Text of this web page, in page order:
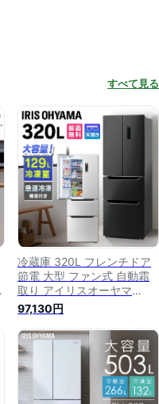
すべて見る
冷蔵庫 320L フレンチドア
節電 大型 ファン式 自動霜
取り アイリスオーヤマ
IRSN-32A 冷凍冷蔵庫 冷蔵
庫 冷凍庫 大容量 ブラック
シルバー【日付指定可能】
【設置無料】 【HS】
97,130円